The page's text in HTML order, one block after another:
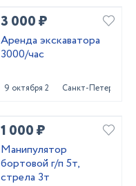
3 000 ₽
Аренда экскаватора
3000/час
9 октября 2024Санкт-Петербург
1 000 ₽
Манипулятор
бортовой г/п 5т,
стрела 3т